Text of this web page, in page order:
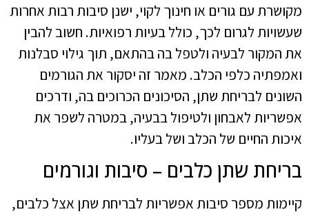
מקושרת עם גורים או חינוך לקוי, ישנן סיבות רבות אחרות
שעשויות לגרום לכך, כולל בעיות רפואיות. חשוב להבין
את המקור לבעיה ולטפל בה בהתאם, תוך גילוי סבלנות
ואמפתיה כלפי הכלב. מאמר זה יסקור את הגורמים
השונים לבריחת שתן, הסיכונים הכרוכים בה, ודרכים
אפשריות לאבחון ולטיפול בבעיה, במטרה לשפר את
איכות החיים של הכלב ושל בעליו.
בריחת שתן כלבים – סיבות וגורמים
קיימות מספר סיבות אפשריות לבריחת שתן אצל כלבים,